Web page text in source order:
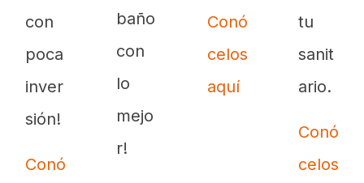
con
poca
inver
sión!
Conó
baño
con
lo
mejo
r!
Conó
celos
aquí
tu
sanit
ario.
Conó
celos